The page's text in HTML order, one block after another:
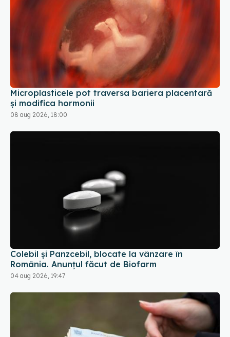
Microplasticele pot traversa bariera placentară
și modifica hormonii
08 aug 2026, 18:00
Colebil și Panzcebil, blocate la vânzare în
România. Anunțul făcut de Biofarm
04 aug 2026, 19:47